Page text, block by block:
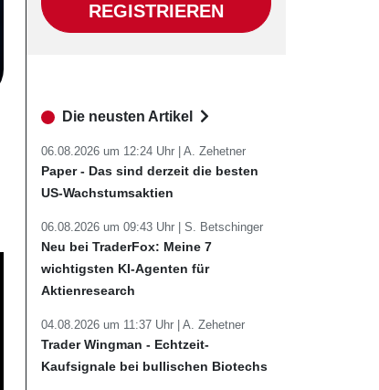
REGISTRIEREN
Die neusten Artikel
06.08.2026 um 12:24 Uhr | A. Zehetner
Paper - Das sind derzeit die besten
US-Wachstumsaktien
06.08.2026 um 09:43 Uhr | S. Betschinger
Neu bei TraderFox: Meine 7
wichtigsten KI-Agenten für
Aktienresearch
04.08.2026 um 11:37 Uhr | A. Zehetner
Trader Wingman - Echtzeit-
Kaufsignale bei bullischen Biotechs